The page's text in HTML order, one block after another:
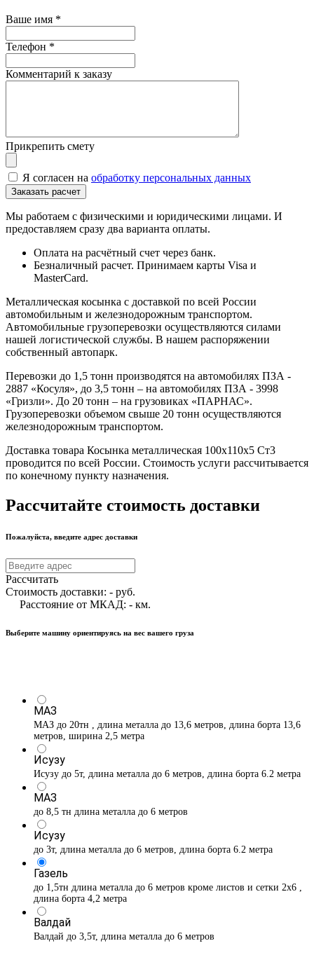
Ваше имя *
Телефон *
Комментарий к заказу
Прикрепить смету
Я согласен на обработку персональных данных
Мы работаем с физическими и юридическими лицами. И
предоставляем сразу два варианта оплаты.
Оплата на расчётный счет через банк.
Безналичный расчет. Принимаем карты Visa и
MasterCard.
Металлическая косынка с доставкой по всей России
автомобильным и железнодорожным транспортом.
Автомобильные грузоперевозки осуществляются силами
нашей логистической службы. В нашем распоряжении
собственный автопарк.
Перевозки до 1,5 тонн производятся на автомобилях ПЗА -
2887 «Косуля», до 3,5 тонн – на автомобилях ПЗА - 3998
«Гризли». До 20 тонн – на грузовиках «ПАРНАС».
Грузоперевозки объемом свыше 20 тонн осуществляются
железнодорожным транспортом.
Доставка товара Косынка металлическая 100х110х5 Ст3
проводится по всей России. Стоимость услуги рассчитывается
по конечному пункту назначения.
Рассчитайте стоимость доставки
Пожалуйста, введите адрес доставки
Рассчитать
Стоимость доставки: - руб.
Расстояние от МКАД: - км.
Выберите машину ориентируясь на вес вашего груза
МАЗ
МАЗ до 20тн , длина металла до 13,6 метров, длина борта 13,6
метров, ширина 2,5 метра
Исузу
Исузу до 5т, длина металла до 6 метров, длина борта 6.2 метра
МАЗ
до 8,5 тн длина металла до 6 метров
Исузу
до 3т, длина металла до 6 метров, длина борта 6.2 метра
Газель
до 1,5тн длина металла до 6 метров кроме листов и сетки 2х6 ,
длина борта 4,2 метра
Валдай
Валдай до 3,5т, длина металла до 6 метров